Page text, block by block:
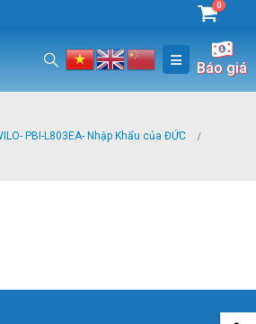
0
Báo giá
PBI-L803EA- Nhập Khẩu của ĐỨC